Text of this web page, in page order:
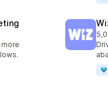
more
5,0